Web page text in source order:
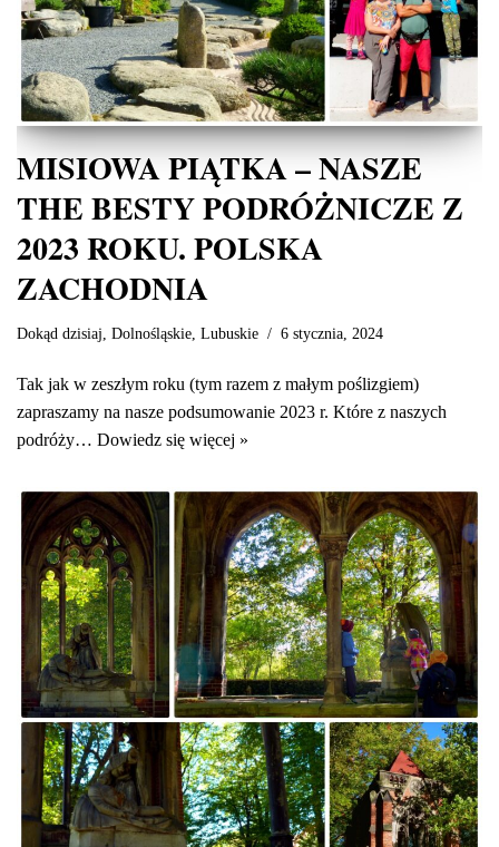
MISIOWA PIĄTKA – NASZE
THE BESTY PODRÓŻNICZE Z
2023 ROKU. POLSKA
ZACHODNIA
Dokąd dzisiaj Dolnośląskie Lubuskie 6 stycznia, 2024
Tak jak w zeszłym roku (tym razem z małym poślizgiem)
zapraszamy na nasze podsumowanie 2023 r. Które z naszych
podróży… Dowiedz się więcej »